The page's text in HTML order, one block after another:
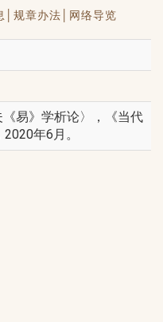
规章办法│ 网络导览
易》学析论〉，《当代
年6月。